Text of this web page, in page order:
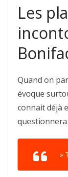
Les
Quand on
évoque
connait déjà
»